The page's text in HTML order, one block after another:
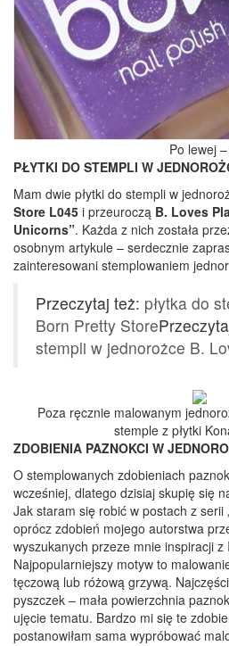
Po lewej
PŁYTKI DO STEMPLI W
Mam dwie płytki do stempli w
Store L045 i przeuroczą B. Loves
Unicorns”. Każda z nich została
osobnym artykule – serdecznie
zainteresowani stemplowaniem
Przeczytaj też: płytka do
Born Pretty Store
stempli w jednorożce B.
Poza ręcznie malowanym
stemple z płytki
ZDOBIENIA PAZNOKCI W
O stemplowanych zdobieniach
wcześniej, dlatego dzisiaj skupię się
Jak staram się robić w postach z serii
oprócz zdobień mojego autorstwa
wyszukanych przeze mnie inspiracji z
Najpopularniejszy motyw to
tęczową lub różową grzywą.
pyszczek – mała powierzchnia
ujęcie tematu. Bardzo mi się te
postanowiłam sama wypróbować